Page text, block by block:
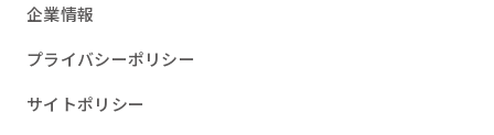
企業情報
プライバシーポリシー
サイトポリシー